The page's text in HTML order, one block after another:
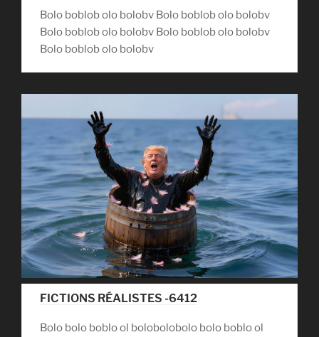
Bolo boblob olo bolobv Bolo boblob olo bolobv
Bolo boblob olo bolobv Bolo boblob olo bolobv
Bolo boblob olo bolobv
FICTIONS RÉALISTES -6412
Bolo bolo boblo ol bolobolobolo bolo boblo ol